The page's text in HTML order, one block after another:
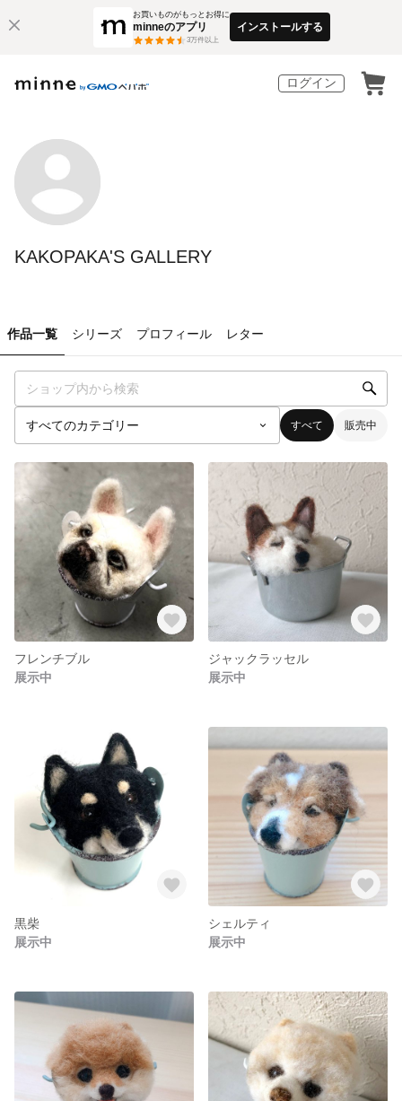
お買いものがもっとお得に
minneのアプリ
3万件以上
インストールする
ログイン
KAKOPAKA'S GALLERY
作品一覧 シリーズ プロフィール レター
すべて 販売中
フレンチブル
展示中
ジャックラッセル
展示中
黒柴
展示中
シェルティ
展示中